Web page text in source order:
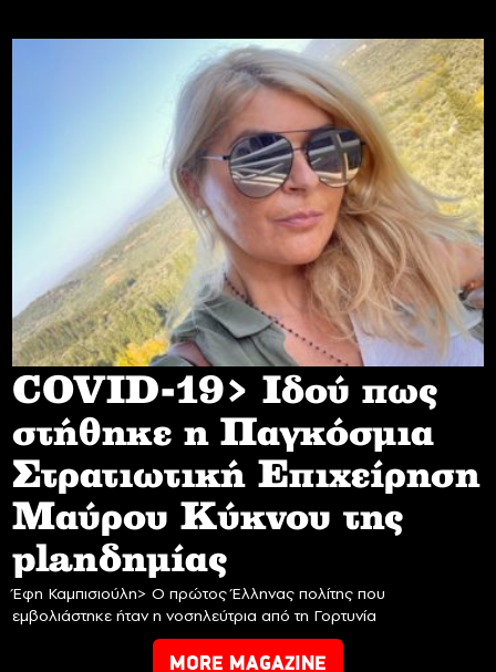
COVID-19> Iδού πως
στήθηκε η Παγκόσμια
Στρατιωτική Επιχείρηση
Mαύρου Κύκνου της
planδημίας
Έφη Καμπισιούλη> Ο πρώτος Έλληνας πολίτης που
εμβολιάστηκε ήταν η νοσηλεύτρια από τη Γορτυνία
MORE MAGAZINE